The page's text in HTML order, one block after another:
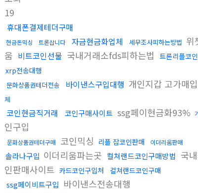
19
휴대폰결제테더구매
현금돈믹싱 트론삽니다 자금현금화업체 세무조사피하는방법 위
움 비트코인선물 국내거래소fds피하는법 트론리플코
xrp전송대행
문화상품권테더전송 바이낸스구입대행 개인지갑 고가매입
체
코인현금직거래 코인구매사이트 ssg페이현금화93%
인구입
문화상품권테더구매 코인믹싱 리플 잡코인판매 이더리움판매
솔라나구입 이더리움파는곳 컬쳐랜드코인구매방법 국
인판매사이트 카드코인구입처 컬쳐랜드코인구매
ssg페이비트구입 바이낸스전송대행